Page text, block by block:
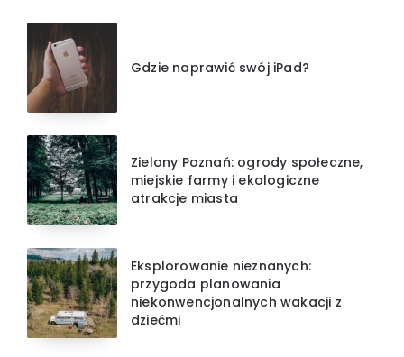
Gdzie naprawić swój iPad?
Zielony Poznań: ogrody społeczne,
miejskie farmy i ekologiczne
atrakcje miasta
Eksplorowanie nieznanych:
przygoda planowania
niekonwencjonalnych wakacji z
dziećmi